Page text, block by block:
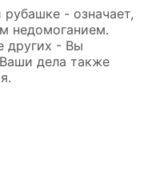
- означает,
недомоганием.
других - Вы
дела также